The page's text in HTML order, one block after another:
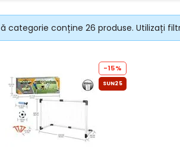
categorie conține 26 produse. Utilizați
-15%
SUN25